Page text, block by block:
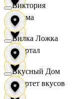
Дисма
Квартал
Квартет вкусов
Виктория
Вилка Ложка
Вкусный Дом